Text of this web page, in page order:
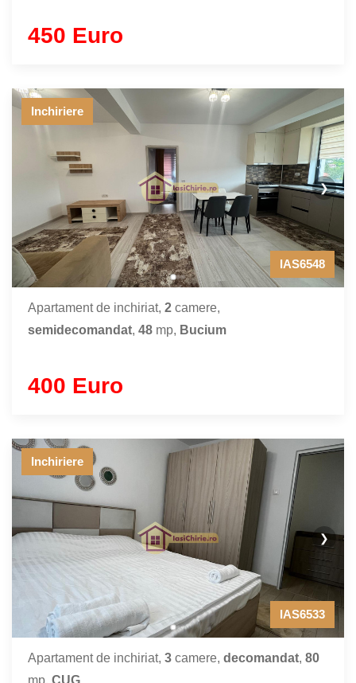
450 Euro
❯
Inchiriere
IAS6548
Apartament de inchiriat, 2 camere,
semidecomandat, 48 mp, Bucium
400 Euro
❯
Inchiriere
IAS6533
Apartament de inchiriat, 3 camere, decomandat, 80
mp, CUG